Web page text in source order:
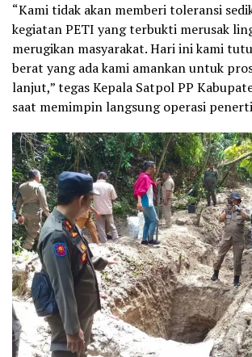
“Kami tidak akan memberi toleransi
kegiatan PETI yang terbukti merusak
merugikan masyarakat. Hari ini kami
berat yang ada kami amankan untuk
lanjut,” tegas Kepala Satpol PP
saat memimpin langsung operasi